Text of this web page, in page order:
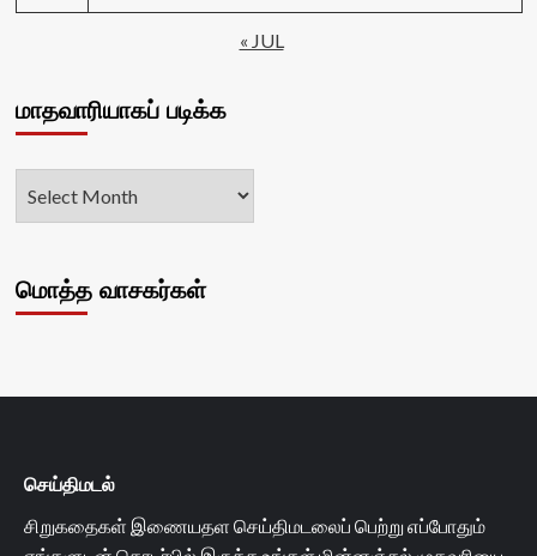
« JUL
மாதவாரியாகப் படிக்க
மொத்த வாசகர்கள்
செய்திமடல்
சிறுகதைகள் இணையதள செய்திமடலைப் பெற்று எப்போதும்